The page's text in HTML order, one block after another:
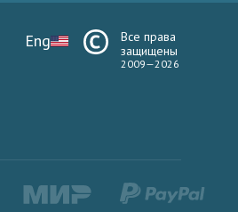
Eng
Все права
защищены
2009—2026